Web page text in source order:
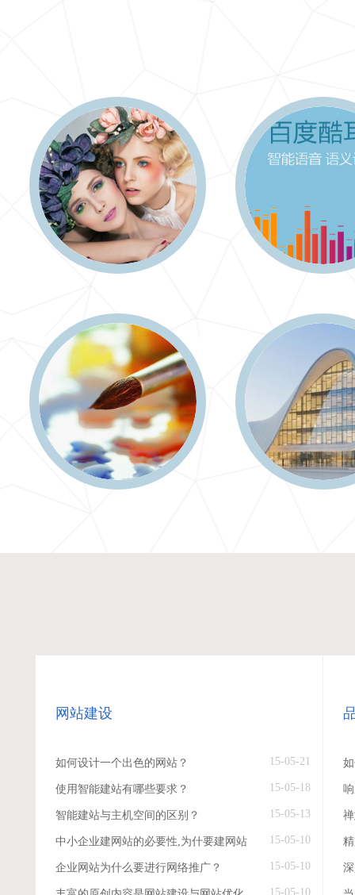
网站建设
如何设计一个出色的网站？ 15-05-21
使用智能建站有哪些要求？ 15-05-18
智能建站与主机空间的区别？ 15-05-13
中小企业建网站的必要性,为什要建网站 15-05-10
企业网站为什么要进行网络推广？ 15-05-10
15-05-10